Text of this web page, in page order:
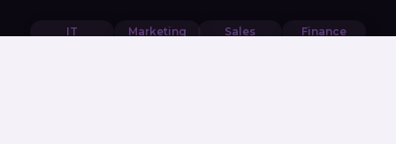
IT Marketing Sales
Finance